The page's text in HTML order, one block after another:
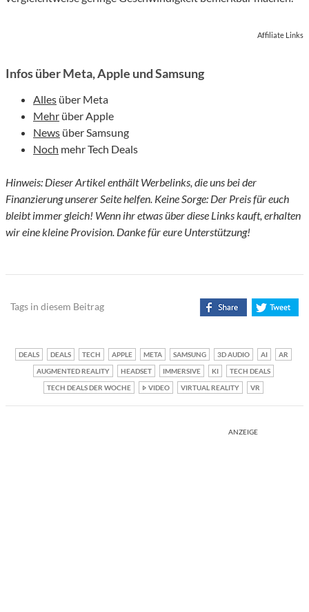
Affiliate Links
Infos über Meta, Apple und Samsung
Alles über Meta
Mehr über Apple
News über Samsung
Noch mehr Tech Deals
Hinweis: Dieser Artikel enthält Werbelinks, die uns bei der
Finanzierung unserer Seite helfen. Keine Sorge: Der Preis für euch
bleibt immer gleich! Wenn ihr etwas über diese Links kauft, erhalten
wir eine kleine Provision. Danke für eure Unterstützung!
Tags in diesem Beitrag
DEALS DEALS TECH APPLE META SAMSUNG 3D AUDIO AI
AR
AUGMENTED REALITY
HEADSET IMMERSIVE KI
TECH DEALS
TECH DEALS DER WOCHE
VIDEO VIRTUAL REALITY VR
ANZEIGE